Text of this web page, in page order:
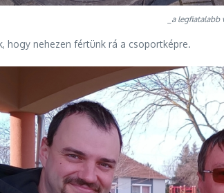
_a legfiatalabb
hogy nehezen fértünk rá a csoportképre.